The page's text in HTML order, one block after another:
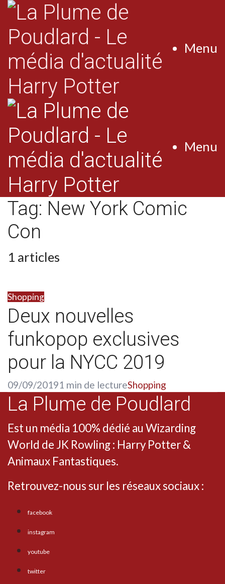
Menu
Menu
Tag: New York Comic
Con
1 articles
Shopping
Deux nouvelles
funkopop exclusives
pour la NYCC 2019
09/09/20191 min de lectureShopping
La Plume de Poudlard
Est un média 100% dédié au Wizarding
World de JK Rowling : Harry Potter &
Animaux Fantastiques.
Retrouvez-nous sur les réseaux sociaux :
facebook
instagram
youtube
twitter